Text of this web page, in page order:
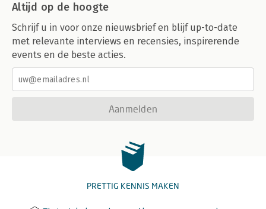
Altijd op de hoogte
Schrijf u in voor onze nieuwsbrief en blijf up-to-date
met relevante interviews en recensies, inspirerende
events en de beste acties.
Aanmelden
PRETTIG KENNIS MAKEN